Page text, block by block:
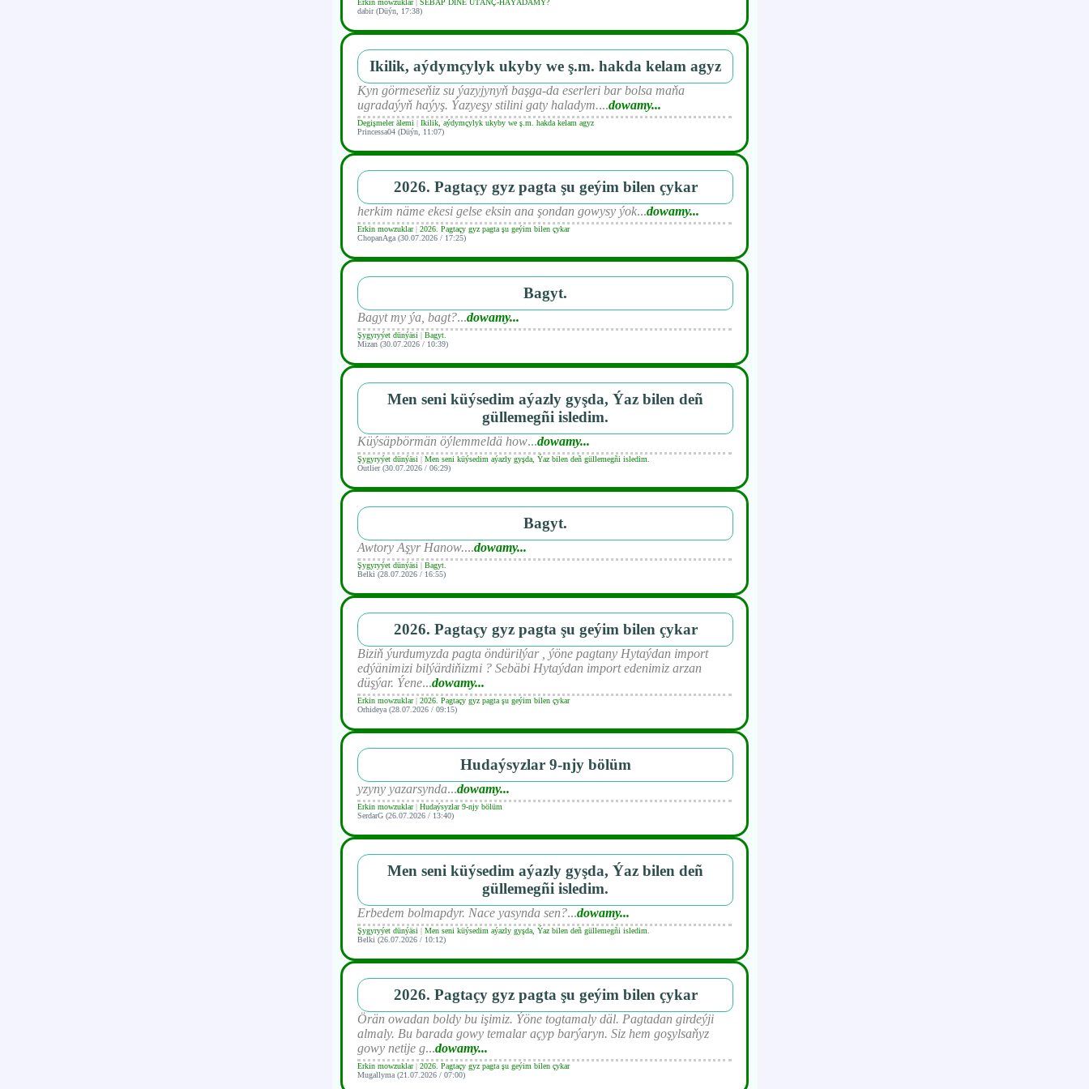
dabir (Düýn, 17:38)
Ikilik, aýdymçylyk ukyby we ş.m. hakda kelam agyz
Kyn görmeseňiz su ýazyjynyň başga-da eserleri bar bolsa maňa
ugradaýyň haýyş. Ýazyeşy stilini gaty haladym....dowamy...
Degişmeler älemi | Ikilik, aýdymçylyk ukyby we ş.m. hakda kelam agyz
Princessa04 (Düýn, 11:07)
2026. Pagtaçy gyz pagta şu geýim bilen çykar
herkim näme ekesi gelse eksin ana şondan gowysy ýok...dowamy...
Erkin mowzuklar| 2026. Pagtaçy gyz pagta şu geýim bilen çykar
ChopanAga (30.07.2026 / 17:25)
Bagyt.
Bagyt my ýa, bagt?...dowamy...
Şygyryýet dünýäsi | Bagyt.
Mizan (30.07.2026 / 10:39)
Men seni küýsedim aýazly gyşda, Ýaz bilen deñ
güllemegñi isledim.
Küýsäpbörmän öýlemmeldä how...dowamy...
Şygyryýet dünýäsi | Men seni küýsedim aýazly gyşda, Ýaz bilen deñ güllemegñi isledim.
Outlier (30.07.2026 / 06:29)
Bagyt.
Awtory Aşyr Hanow....dowamy...
Şygyryýet dünýäsi | Bagyt.
Belki (28.07.2026 / 16:55)
2026. Pagtaçy gyz pagta şu geýim bilen çykar
Biziň ýurdumyzda pagta öndürilýar , ýöne pagtany Hytaýdan import
edýänimizi bilýärdiňizmi ? Sebäbi Hytaýdan import edenimiz arzan
düşýar. Ýene...dowamy...
Erkin mowzuklar| 2026. Pagtaçy gyz pagta şu geýim bilen çykar
Orhideya (28.07.2026 / 09:15)
Hudaýsyzlar 9-njy bölüm
yzyny yazarsynda...dowamy...
Erkin mowzuklar| Hudaýsyzlar 9-njy bölüm
SerdarG (26.07.2026 / 13:40)
Men seni küýsedim aýazly gyşda, Ýaz bilen deñ
güllemegñi isledim.
Erbedem bolmapdyr. Nace yasynda sen?...dowamy...
Şygyryýet dünýäsi | Men seni küýsedim aýazly gyşda, Ýaz bilen deñ güllemegñi isledim.
Belki (26.07.2026 / 10:12)
2026. Pagtaçy gyz pagta şu geýim bilen çykar
Örän owadan boldy bu işimiz. Ýöne togtamaly däl. Pagtadan girdeýji
almaly. Bu barada gowy temalar açyp barýaryn. Siz hem goşylsaňyz
gowy netije g...dowamy...
Erkin mowzuklar| 2026. Pagtaçy gyz pagta şu geýim bilen çykar
Mugallyma (21.07.2026 / 07:00)